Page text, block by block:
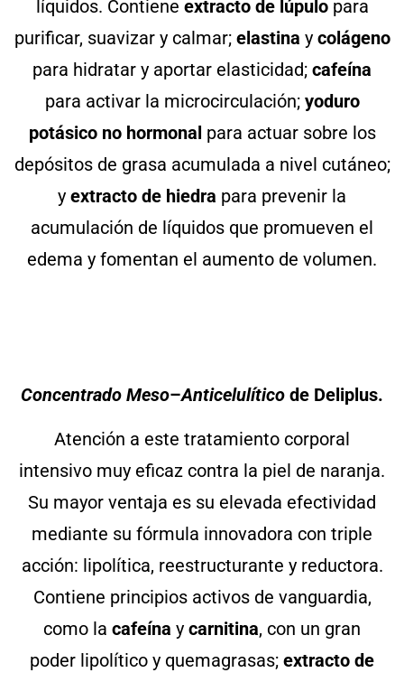
líquidos. Contiene extracto de lúpulopara
purificar, suavizar y calmar; elastina y colágeno
para hidratar y aportar elasticidad; cafeína
para activar la microcirculación; yoduro
potásico no hormonal para actuar sobre los
depósitos de grasa acumulada a nivel cutáneo;
y extracto de hiedra para prevenir la
acumulación de líquidos que promueven el
edema y fomentan el aumento de volumen.
Concentrado Meso–Anticelulítico de Deliplus.
Atención a este tratamiento corporal
intensivo muy eficaz contra la piel de naranja.
Su mayor ventaja es su elevada efectividad
mediante su fórmula innovadora con triple
acción: lipolítica, reestructurante y reductora.
Contiene principios activos de vanguardia,
como la cafeína y carnitina, con un gran
poder lipolítico y quemagrasas; extracto de